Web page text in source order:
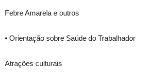
Febre Amarela e outros
• Orientação sobre Saúde do Trabalhador
Atrações culturais